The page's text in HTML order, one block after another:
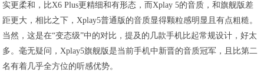
实更柔和，比X6 Plus更精细和有形态，而Xplay 5的音质，和旗舰版差
距更大，相比之下，Xplay5普通版的音质显得颗粒感明显且有点粗糙。
当然，这是在“变态级”中的对比，提及的几款手机比起常规设计，好太
多。毫无疑问，Xplay5旗舰版是当前手机中新晋的音质冠军 ，且比第二
名有着几乎全方位的听感优势。